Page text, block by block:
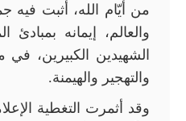
من أيّام الله، أثبت فيه
والعالم، إيمانه
الشهيدين الكبيرين، في
والتهجير والهيمنة.
وقد أثمرت التغطية